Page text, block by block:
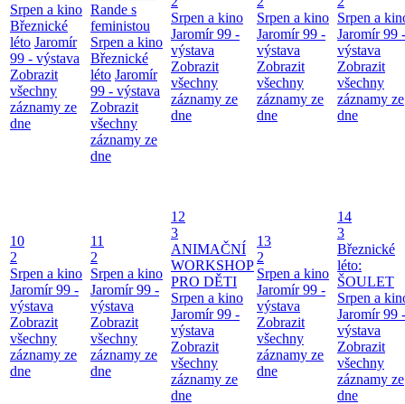
Srpen a kino
Březnické
léto Jaromír
99 - výstava
Zobrazit
všechny
záznamy ze
dne
Rande s
feministou
Srpen a kino
Březnické
léto Jaromír
99 - výstava
Zobrazit
všechny
záznamy ze
dne
Srpen a kino
Jaromír 99 -
výstava
Zobrazit
všechny
záznamy ze
dne
Srpen a kino
Jaromír 99 -
výstava
Zobrazit
všechny
záznamy ze
dne
Srpen a
Jaromír 99 -
výstava
Zobrazit
všechny
záznamy ze
dne
10
2
Srpen a kino
Jaromír 99 -
výstava
Zobrazit
všechny
záznamy ze
dne
11
2
Srpen a kino
Jaromír 99 -
výstava
Zobrazit
všechny
záznamy ze
dne
12
3
ANIMAČNÍ
WORKSHOP
PRO DĚTI
Srpen a kino
Jaromír 99 -
výstava
Zobrazit
všechny
záznamy ze
dne
13
2
Srpen a kino
Jaromír 99 -
výstava
Zobrazit
všechny
záznamy ze
dne
14
3
Březnické
léto:
ŠOULET
Srpen a
Jaromír 99 -
výstava
Zobrazit
všechny
záznamy ze
dne